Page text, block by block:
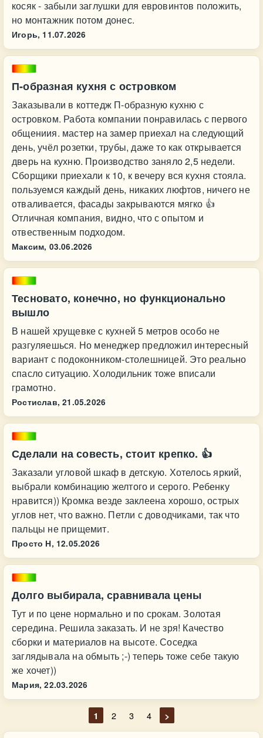
косяк - забыли заглушки для евровинтов положить,
но монтажник потом донес.
Игорь, 11.07.2026
П-образная кухня с островком
Заказывали в коттедж П-образную кухню с
островком. Работа компании понравилась с первого
общениия. мастер на замер приехал на следующий
день, учёл розетки, трубы, даже то как открывается
дверь на кухню. Производство заняло 2,5 недели.
Сборщики приехали к 10, к вечеру вся кухня стояла.
пользуемся каждый день, никаких люфтов, ничего не
отваливается, фасады закрываются мягко 👍
Отличная компания, видно, что с опытом и
отвественным подходом.
Максим, 03.06.2026
Тесновато, конечно, но функционально
вышло
В нашей хрущевке с кухней 5 метров особо не
разгуляешься. Но менеджер предложил интересный
вариант с подоконником-столешницей. Это реально
спасло ситуацию. Холодильник тоже вписали
грамотно.
Ростислав, 21.05.2026
Сделали на совесть, стоит крепко. 👍
Заказали угловой шкаф в детскую. Хотелось яркий,
выбрали комбинацию желтого и серого. Ребенку
нравится)) Кромка везде заклеена хорошо, острых
углов нет, что важно. Петли с доводчиками, так что
пальцы не прищемит.
Просто Н, 12.05.2026
Долго выбирала, сравнивала цены
Тут и по цене нормально и по срокам. Золотая
середина. Решила заказать. И не зря! Качество
сборки и материалов на высоте. Соседка
заглядывала на обмыть ;-) теперь тоже себе такую
же хочет))
Мария, 22.03.2026
1 2 3 4 >